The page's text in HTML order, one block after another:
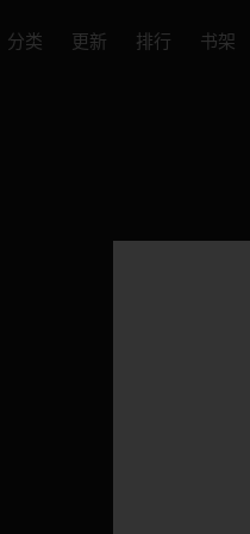
分类 更新 排行 书架